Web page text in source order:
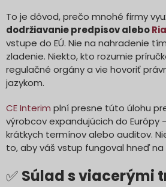
To je dôvod, prečo mnohé firmy
dodržiavanie predpisov alebo
vstupe do EÚ. Nie na nahradenie
zladenie. Niekto, kto rozumie
regulačné orgány a vie hovoriť
jazykom.
CE Interim plní presne túto úlohu
výrobcov expandujúcich do
krátkych termínov alebo auditov.
to, aby váš vstup fungoval hneď na
✅ Súlad s viacerými